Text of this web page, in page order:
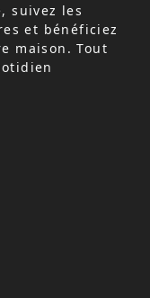
suivez les
et bénéficiez
maison. Tout